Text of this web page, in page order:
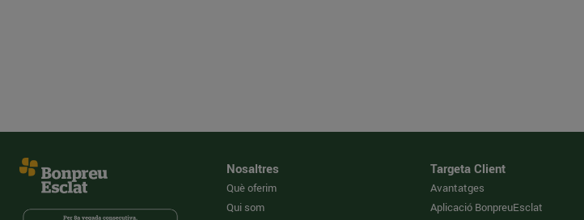
Nosaltres
Què oferim
Qui som
Targeta Client
Avantatges
Aplicació BonpreuEsclat